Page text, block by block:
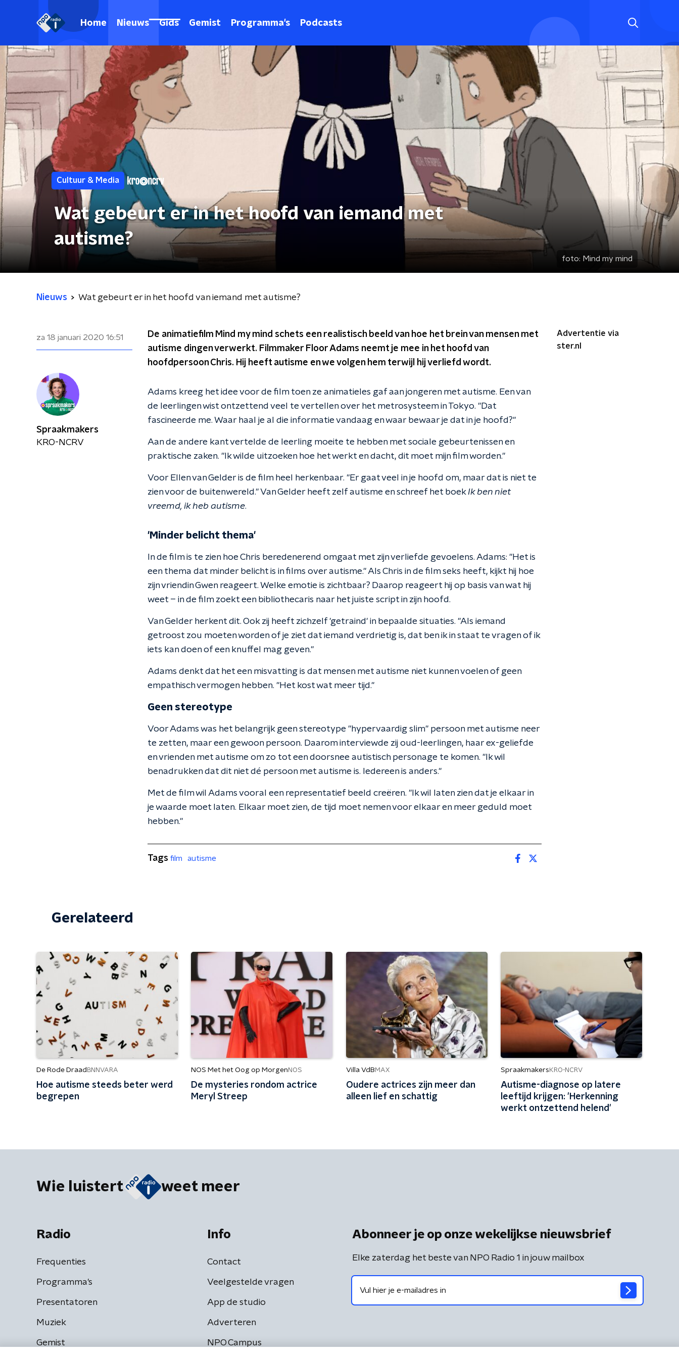
Home Nieuws Gids Gemist Programma's Podcasts
Cultuur & Media
Wat gebeurt er in het hoofd van iemand met
autisme?
foto: Mind my mind
Nieuws Wat gebeurt er in het hoofd van iemand met autisme?
za 18 januari 2020 16:51
De animatiefilm Mind my mind schets een realistisch beeld van hoe het brein van mensen met
autisme dingen verwerkt. Filmmaker Floor Adams neemt je mee in het hoofd van
hoofdpersoon Chris. Hij heeft autisme en we volgen hem terwijl hij verliefd wordt.
Adams kreeg het idee voor de film toen ze animatieles gaf aan jongeren met autisme. Een van
de leerlingen wist ontzettend veel te vertellen over het metrosysteem in Tokyo. "Dat
fascineerde me. Waar haal je al die informatie vandaag en waar bewaar je dat in je hoofd?"
Aan de andere kant vertelde de leerling moeite te hebben met sociale gebeurtenissen en
praktische zaken. "Ik wilde uitzoeken hoe het werkt en dacht, dit moet mijn film worden."
Voor Ellen van Gelder is de film heel herkenbaar. "Er gaat veel in je hoofd om, maar dat is niet te
zien voor de buitenwereld." Van Gelder heeft zelf autisme en schreef het boekIk ben niet
vreemd, ik heb autisme.
'Minder belicht thema'
In de film is te zien hoe Chris beredenerend omgaat met zijn verliefde gevoelens. Adams: "Het is
een thema dat minder belicht is in films over autisme." Als Chris in de film seks heeft, kijkt hij hoe
zijn vriendin Gwen reageert. Welke emotie is zichtbaar? Daarop reageert hij op basis van wat hij
weet – in de film zoekt een bibliothecaris naar het juiste script in zijn hoofd.
Van Gelder herkent dit. Ook zij heeft zichzelf 'getraind' in bepaalde situaties. "Als iemand
getroost zou moeten worden of je ziet dat iemand verdrietig is, dat ben ik in staat te vragen of ik
iets kan doen of een knuffel mag geven."
Adams denkt dat het een misvatting is dat mensen met autisme niet kunnen voelen of geen
empathisch vermogen hebben. "Het kost wat meer tijd."
Geen stereotype
Voor Adams was het belangrijk geen stereotype "hypervaardig slim" persoon met autisme neer
te zetten, maar een gewoon persoon. Daarom interviewde zij oud-leerlingen, haar ex-geliefde
en vrienden met autisme om zo tot een doorsnee autistisch personage te komen. "Ik wil
benadrukken dat dit niet dé persoon met autisme is. Iedereen is anders."
Met de film wil Adams vooral een representatief beeld creëren. "Ik wil laten zien dat je elkaar in
je waarde moet laten. Elkaar moet zien, de tijd moet nemen voor elkaar en meer geduld moet
hebben."
Advertentie via
ster.nl
Spraakmakers
KRO-NCRV
Tags film autisme
Gerelateerd
De Rode Draad BNNVARA
Hoe autisme steeds beter werd
begrepen
NOS Met het Oog op Morgen NOS
De mysteries rondom actrice
Meryl Streep
Villa VdB MAX
Oudere actrices zijn meer dan
alleen lief en schattig
Spraakmakers KRO-NCRV
Autisme-diagnose op latere
leeftijd krijgen: 'Herkenning
werkt ontzettend helend'
Wie luistert weet meer
Radio
Frequenties
Programma's
Presentatoren
Muziek
Gemist
Info
Contact
Veelgestelde vragen
App de studio
Adverteren
NPO Campus
Abonneer je op onze wekelijkse nieuwsbrief
Elke zaterdag het beste van NPO Radio 1 in jouw mailbox